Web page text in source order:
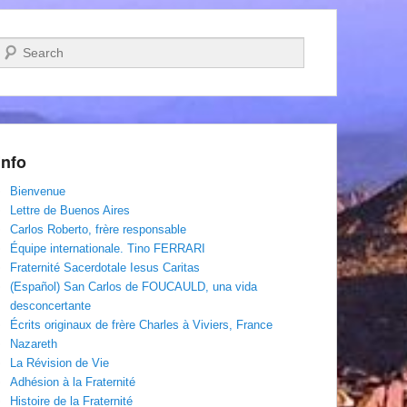
Recherche
Bienvenue
Lettre de Buenos Aires
Carlos Roberto, frère responsable
Équipe internationale. Tino FERRARI
Fraternité Sacerdotale Iesus Caritas
(Español) San Carlos de FOUCAULD, una vida
desconcertante
Écrits originaux de frère Charles à Viviers, France
Nazareth
La Révision de Vie
Adhésion à la Fraternité
Histoire de la Fraternité